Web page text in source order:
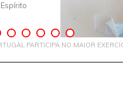
PARTICIPA NO MAIOR